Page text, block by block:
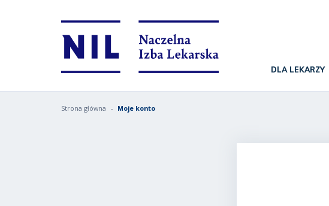
DLA LEKARZY
Strona główna Moje konto